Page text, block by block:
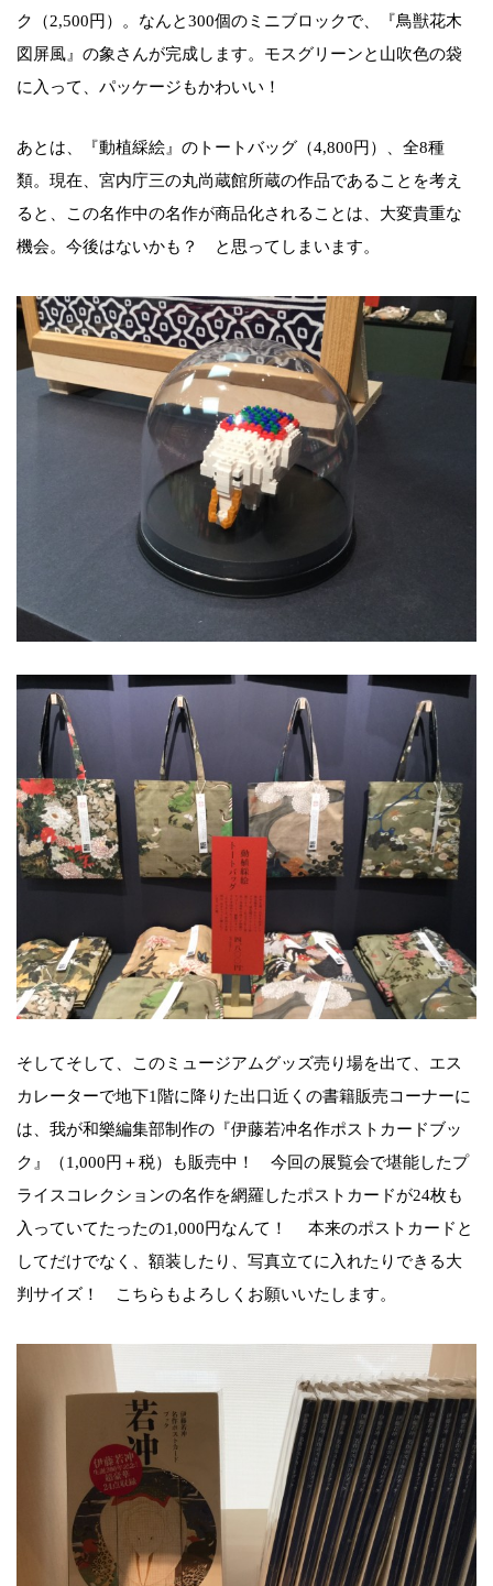
ク（2,500円）。なんと300個のミニブロックで、『鳥獣花木
図屏風』の象さんが完成します。モスグリーンと山吹色の袋
に入って、パッケージもかわいい！
あとは、『動植綵絵』のトートバッグ（4,800円）、全8種
類。現在、宮内庁三の丸尚蔵館所蔵の作品であることを考え
ると、この名作中の名作が商品化されることは、大変貴重な
機会。今後はないかも？ と思ってしまいます。
そしてそして、このミュージアムグッズ売り場を出て、エス
カレーターで地下1階に降りた出口近くの書籍販売コーナーに
は、我が和樂編集部制作の『伊藤若冲名作ポストカードブッ
ク』（1,000円＋税）も販売中！ 今回の展覧会で堪能したプ
ライスコレクションの名作を網羅したポストカードが24枚も
入っていてたったの1,000円なんて！ 本来のポストカードと
してだけでなく、額装したり、写真立てに入れたりできる大
判サイズ！ こちらもよろしくお願いいたします。